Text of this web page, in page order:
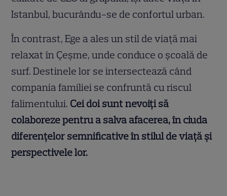
Istanbul, bucurându-se de confortul urban.
În contrast, Ege a ales un stil de viață mai
relaxat în Çeşme, unde conduce o școală de
surf. Destinele lor se intersectează când
compania familiei se confruntă cu riscul
falimentului. Cei doi sunt nevoiți să
colaboreze pentru a salva afacerea, în ciuda
diferențelor semnificative în stilul de viață și
perspectivele lor.